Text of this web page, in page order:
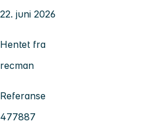
22. juni 2026
Hentet fra
recman
Referanse
477887